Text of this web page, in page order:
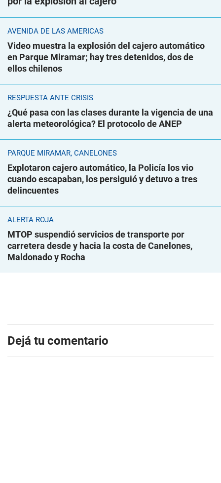
AVENIDA DE LAS AMÉRICAS
Video muestra la explosión del cajero automático
en Parque Miramar; hay tres detenidos, dos de
ellos chilenos
RESPUESTA ANTE CRISIS
¿Qué pasa con las clases durante la vigencia de una
alerta meteorológica? El protocolo de ANEP
PARQUE MIRAMAR, CANELONES
Explotaron cajero automático, la Policía los vio
cuando escapaban, los persiguió y detuvo a tres
delincuentes
ALERTA ROJA
MTOP suspendió servicios de transporte por
carretera desde y hacia la costa de Canelones,
Maldonado y Rocha
Dejá tu comentario